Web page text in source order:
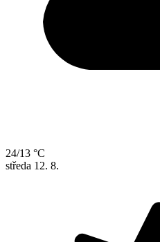
24/13 °C
středa 12. 8.